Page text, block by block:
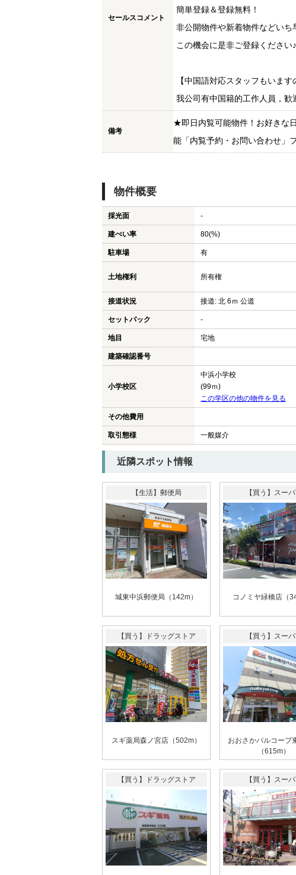
セールスコメント
簡単登録＆登録無料！
非公開物件や新着物件などいち
この機会に是非ご登録ください♪
【中国語対応スタッフもいま
我公司有中国籍的工作人員，歓
備考
★即日内覧可能物件！お好きな
能「内覧予約・お問い合わせ」
物件概要
採光面 -
建ぺい率 80(%)
駐車場 有
土地権利 所有権
接道状況 接道: 北 6ｍ 公道
セットバック -
地目 宅地
建築確認番号
小学校区
中浜小学校
(99ｍ)
この学区の他の物件を見る
その他費用
取引態様 一般媒介
近隣スポット情報
【生活】郵便局
城東中浜郵便局（142m）
【買う】スー
コノミヤ緑橋店（
【買う】ドラッグストア
スギ薬局森ノ宮店（502m）
【買う】スー
おおさかパルコープ
（615m）
【買う】ドラッグストア 【買う】スー